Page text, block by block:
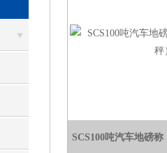
SCS100吨汽车地磅